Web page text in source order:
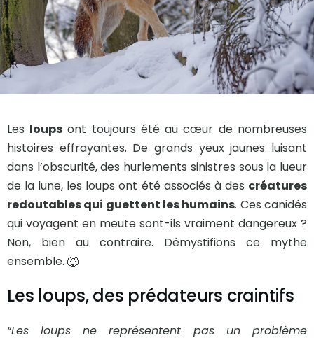
Les loups ont toujours été au cœur de nombreuses
histoires effrayantes. De grands yeux jaunes luisant
dans l’obscurité, des hurlements sinistres sous la lueur
de la lune, les loups ont été associés à des créatures
redoutables qui guettent les humains. Ces canidés
qui voyagent en meute sont-ils vraiment dangereux ?
Non, bien au contraire. Démystifions ce mythe
ensemble. 🐺
Les loups, des prédateurs craintifs
“Les loups ne représentent pas un problème